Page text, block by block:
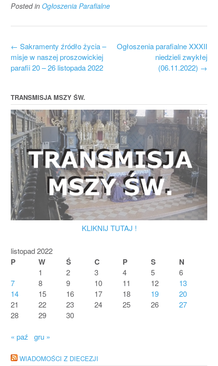
Posted in Ogłoszenia Parafialne
Post
navigation
Ogłoszenia parafialne XXXII
niedzieli zwykłej
(06.11.2022) →
← Sakramenty źródło życia –
misje w naszej proszowickiej
parafii 20 – 26 listopada 2022
TRANSMISJA MSZY ŚW.
KLIKNIJ TUTAJ !
listopad 2022
P W Ś C P S N
1 2 3 4 5
6
7
8 9 10 11 12
13
14
15 16 17 18 19
20
21
22 23 24 25 26
27
28
29 30
« paź gru »
WIADOMOŚCI Z DIECEZJI